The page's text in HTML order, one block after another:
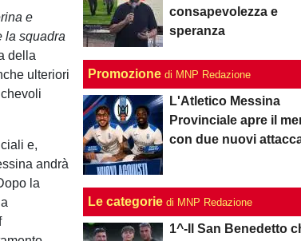
e
la squadra
della
ulteriori
e,
andrà
la
consapevolezza e
speranza
Promozione di MNP Redazione
L'Atletico Messina
Provinciale apre il
con due nuovi
Le categorie di MNP Redazione
1^-Il San Benedetto